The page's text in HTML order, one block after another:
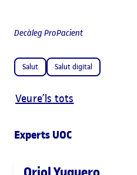
Decàleg ProPacient
Salut Salut digital
Veure’ls tots
Experts UOC